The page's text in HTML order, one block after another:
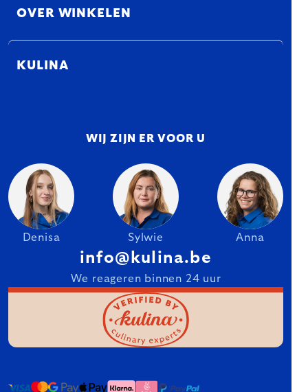
OVER WINKELEN
KULINA
WIJ ZIJN ER VOOR U
Denisa Sylwie Anna
info@kulina.be
We reageren binnen 24 uur